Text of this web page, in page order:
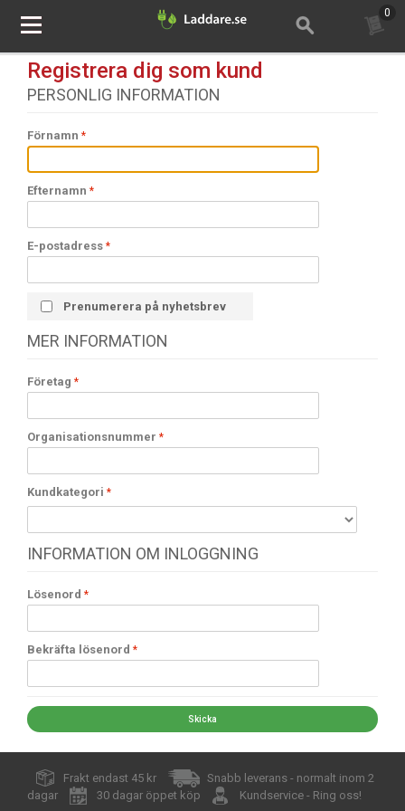
0
Registrera dig som kund
PERSONLIG INFORMATION
Förnamn
Efternamn
E-postadress
Prenumerera på nyhetsbrev
MER INFORMATION
Företag
Organisationsnummer
Kundkategori
INFORMATION OM INLOGGNING
Lösenord
Bekräfta lösenord
Skicka
Frakt endast 45 kr
Snabb leverans - normalt inom 2
dagar
30 dagar öppet köp Kundservice - Ring oss!